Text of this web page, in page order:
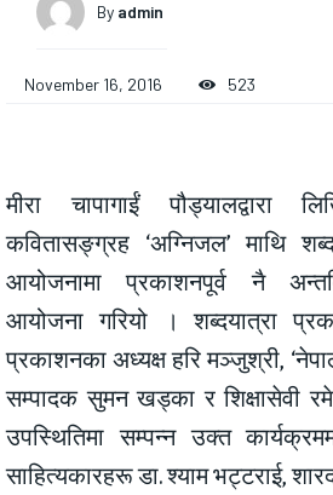
By admin
November 16, 2016 523
मीरा चापागाईं पौड्यालद्वारा
कवितासङ्ग्रह ‘अग्निजल’ माथि
आयोजनामा प्रकाशनपूर्व नै
आयोजना गरियो । शब्दयात्रा
प्रकाशनका अध्यक्ष हरि मञ्जुश्री,
सम्पादक सुमन खड्का र शिक्षासेवी
उपस्थितिमा सम्पन्न उक्त
साहित्यकारहरू डा. श्याम भट्टराई,